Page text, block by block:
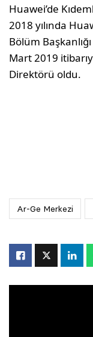
Huawei’de
2018 yılında
Bölüm
Mart 2019
Direktörü oldu.
Ar-Ge Merkezi